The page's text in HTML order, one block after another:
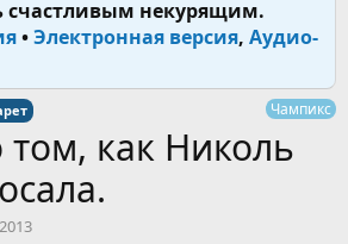
счастливым некурящим.
•Электронная версия, Аудио-
Чампикс
том, как Николь